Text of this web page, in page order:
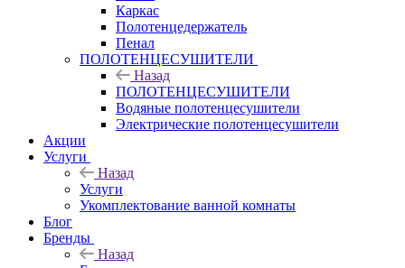
Каркас
Полотенцедержатель
Пенал
ПОЛОТЕНЦЕСУШИТЕЛИ
Назад
ПОЛОТЕНЦЕСУШИТЕЛИ
Водяные полотенцесушители
Электрические полотенцесушители
Акции
Услуги
Назад
Услуги
Укомплектование ванной комнаты
Блог
Бренды
Назад